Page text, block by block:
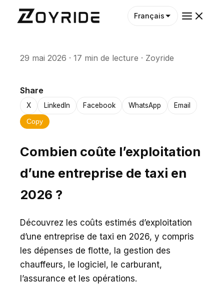
Français
29 mai 2026 · 17 min de lecture · Zoyride
Share
X LinkedIn Facebook WhatsApp Email
Copy
Combien coûte l’exploitation
d’une entreprise de taxi en
2026 ?
Découvrez les coûts estimés d’exploitation
d’une entreprise de taxi en 2026, y compris
les dépenses de flotte, la gestion des
chauffeurs, le logiciel, le carburant,
l’assurance et les opérations.